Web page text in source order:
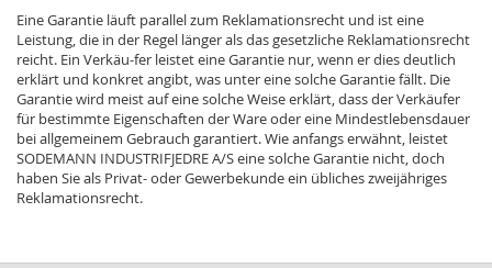
Eine Garantie läuft parallel zum Reklamationsrecht und ist eine
Leistung, die in der Regel länger als das gesetzliche Reklamationsrecht
reicht. Ein Verkäu-fer leistet eine Garantie nur, wenn er dies deutlich
erklärt und konkret angibt, was unter eine solche Garantie fällt. Die
Garantie wird meist auf eine solche Weise erklärt, dass der Verkäufer
für bestimmte Eigenschaften der Ware oder eine Mindestlebensdauer
bei allgemeinem Gebrauch garantiert. Wie anfangs erwähnt, leistet
SODEMANN INDUSTRIFJEDRE A/S eine solche Garantie nicht, doch
haben Sie als Privat- oder Gewerbekunde ein übliches zweijähriges
Reklamationsrecht.